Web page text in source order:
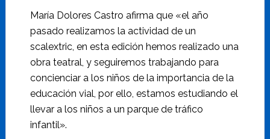
María Dolores Castro afirma que «el año
pasado realizamos la actividad de un
scalextric, en esta edición hemos realizado una
obra teatral, y seguiremos trabajando para
concienciar a los niños de la importancia de la
educación vial, por ello, estamos estudiando el
llevar a los niños a un parque de tráfico
infantil».